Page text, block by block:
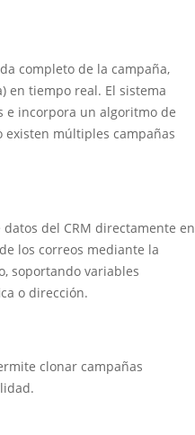
completo de la campaña,
en tiempo real. El sistema
e incorpora un algoritmo de
múltiples campañas
del CRM directamente en
los correos mediante la
soportando variables
o dirección.
clonar campañas